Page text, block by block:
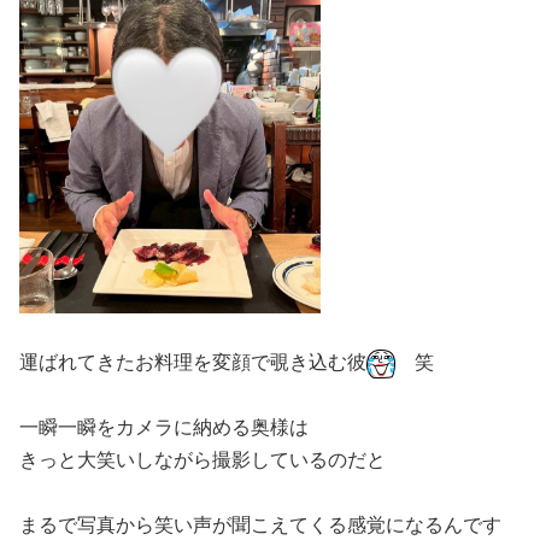
運ばれてきたお料理を変顔で覗き込む彼 笑
一瞬一瞬をカメラに納める奥様は
きっと大笑いしながら撮影しているのだと
まるで写真から笑い声が聞こえてくる感覚になるんです